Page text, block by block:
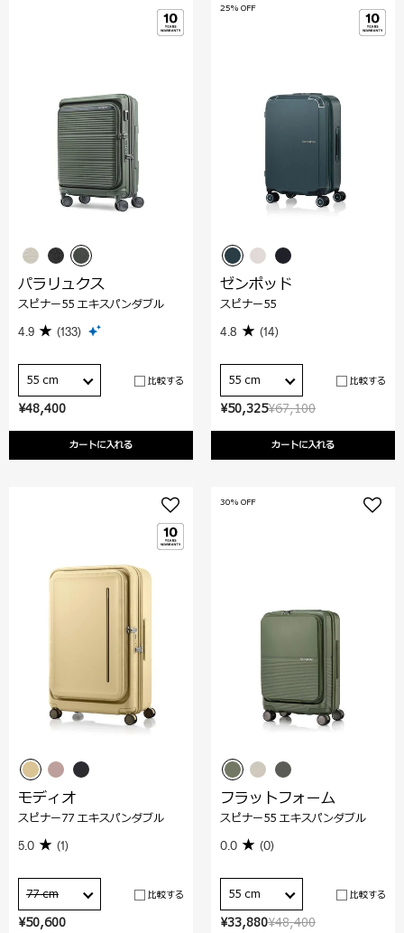
¥48,400
カートに入れる
パラリュクス
スピナー55 エキスパンダブル
4.9 (133)
55 cm 比較する
¥67,100
¥50,325
カートに入れる
25% OFF
ゼンポッド
スピナー55
4.8 (14)
55 cm 比較する
¥50,600
モディオ
スピナー77 エキスパンダブル
5.0 (1)
77 cm 比較する
¥48,400
¥33,880
30% OFF
フラットフォーム
スピナー55 エキスパンダブル
0.0 (0)
55 cm 比較する